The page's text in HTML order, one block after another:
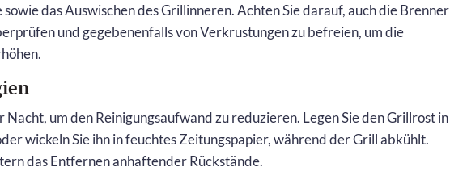
das Auswischen des Grillinneren. Achten Sie darauf, auch die Brenner
und gegebenenfalls von Verkrustungen zu befreien, um die
Nacht, um den Reinigungsaufwand zu reduzieren. Legen Sie den Grillrost in
wickeln Sie ihn in feuchtes Zeitungspapier, während der Grill abkühlt.
das Entfernen anhaftender Rückstände.